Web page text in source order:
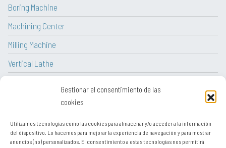
Gestionar el consentimiento de las
cookies
Utilizamos tecnologías como las cookies para almacenar y/o acceder a la información
del dispositivo. Lo hacemos para mejorar la experiencia de navegación y para mostrar
anuncios (no) personalizados. El consentimiento a estas tecnologías nos permitirá
Boring Machine
Machining Center
Milling Machine
Vertical Lathe